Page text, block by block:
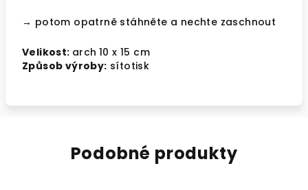
→ potom opatrně stáhněte a nechte zaschnout
Velikost: arch 10 x 15 cm
Způsob výroby: sítotisk
Podobné produkty